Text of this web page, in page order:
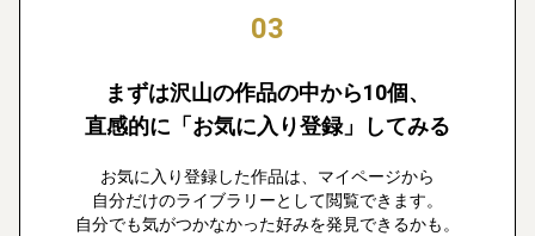
03
まずは沢山の作品の中から10個、
直感的に「お気に入り登録」してみる
お気に入り登録した作品は、マイページから
自分だけのライブラリーとして閲覧できます。
自分でも気がつかなかった好みを発見できるかも。